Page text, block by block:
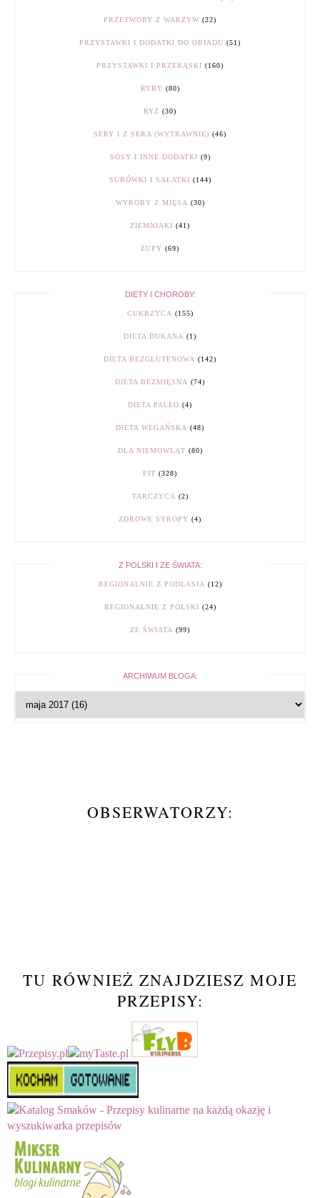
PRZETWORY Z WARZYW (22)
PRZYSTAWKI I DODATKI DO OBIADU (51)
PRZYSTAWKI I PRZEKĄSKI (160)
RYBY (80)
RYŻ (30)
SERY I Z SERA (WYTRAWNIE) (46)
SOSY I INNE DODATKI (9)
SURÓWKI I SAŁATKI (144)
WYROBY Z MIĘSA (30)
ZIEMNIAKI (41)
ZUPY (69)
DIETY I CHOROBY:
CUKRZYCA (155)
DIETA DUKANA (1)
DIETA BEZGLUTENOWA (142)
DIETA BEZMIĘSNA (74)
DIETA PALEO (4)
DIETA WEGAŃSKA (48)
DLA NIEMOWLĄT (80)
FIT (328)
TARCZYCA (2)
ZDROWE SYROPY (4)
Z POLSKI I ZE ŚWIATA:
REGIONALNIE Z PODLASIA (12)
REGIONALNIE Z POLSKI (24)
ZE ŚWIATA (99)
ARCHIWUM BLOGA:
OBSERWATORZY:
TU RÓWNIEŻ ZNAJDZIESZ MOJE
PRZEPISY: